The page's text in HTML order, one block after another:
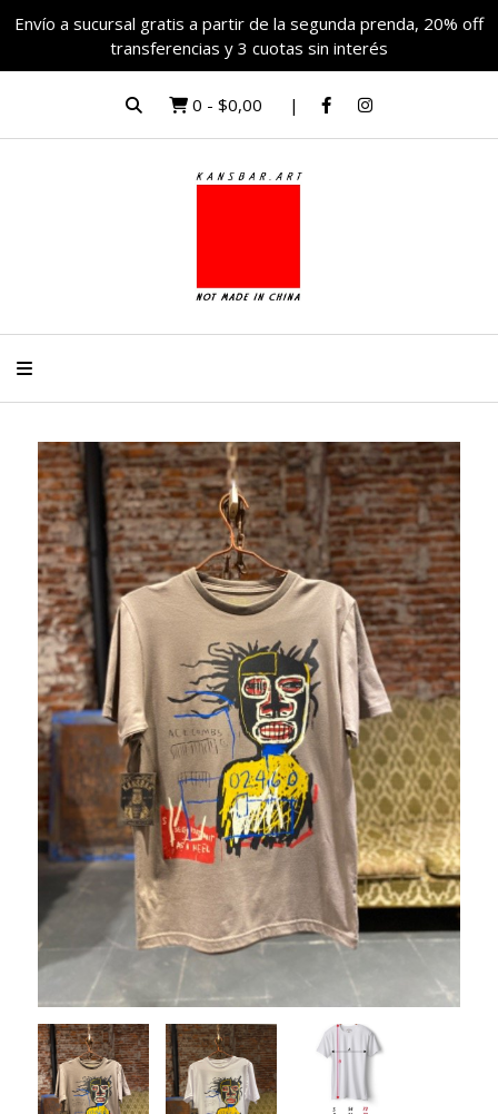
Envío a sucursal gratis a partir de la segunda prenda, 20% off
transferencias y 3 cuotas sin interés
0 - $0,00